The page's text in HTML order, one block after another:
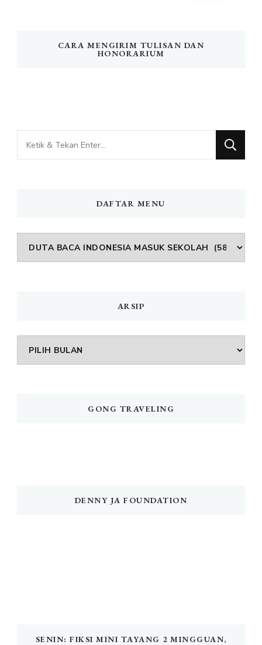
CARA MENGIRIM TULISAN DAN
HONORARIUM
Mencari
Sesuatu?
DAFTAR MENU
DAFTAR
MENU
ARSIP
Arsip
GONG TRAVELING
DENNY JA FOUNDATION
SENIN: FIKSI MINI TAYANG 2 MINGGUAN,